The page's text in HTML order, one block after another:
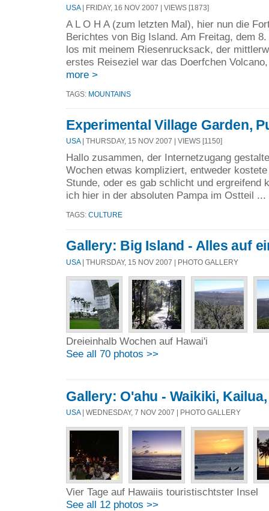
USA| FRIDAY, 16 NOV 2007 | VIEWS [1873]
A L O H A (zum letzten Mal), hier nun die
Berichtes von Big Island. Am Freitag, dem
los mit meinem Riesenrucksack, der
erstes Reiseziel war das Doerfchen
more >
TAGS: MOUNTAINS
Experimental Village Garden,
USA| THURSDAY, 15 NOV 2007 | VIEWS [1150]
Hallo zusammen, der Internetzugang
Wochen etwas kompliziert, entweder
Stunde, oder es gab schlicht und ergreifend
ich hier in der absoluten Pampa im Ostteil ...
TAGS: CULTURE
Gallery: Big Island - Alles auf
USA| THURSDAY, 15 NOV 2007 | PHOTO GALLERY
Dreieinhalb Wochen auf Hawai'i
See all 70 photos >>
Gallery: O'ahu - Waikiki,
USA| WEDNESDAY, 7 NOV 2007 | PHOTO GALLERY
Vier Tage auf Hawaiis touristischtster Insel
See all 12 photos >>